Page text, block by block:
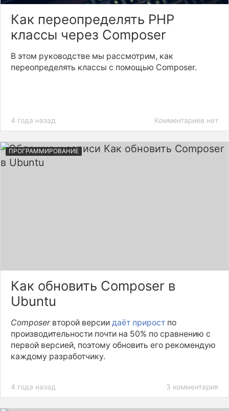
Как переопределять РНР
классы через Composer
В этом руководстве мы рассмотрим, как
переопределять классы с помощью Composer.
4 года назад Комментариев нет
ПРОГРАММИРОВАНИЕ
Как обновить Composer в
Ubuntu
Composerвторой версии даёт прирост по
производительности почти на 50% по сравнению с
первой версией, поэтому обновить его рекомендую
каждому разработчику.
4 года назад 3 комментария